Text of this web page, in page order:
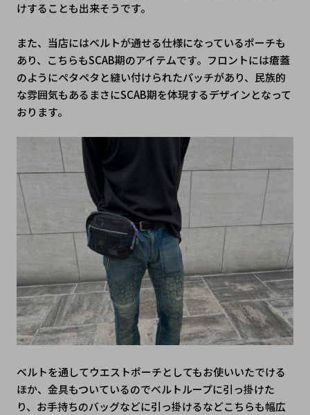
けすることも出来そうです。
また、当店にはベルトが通せる仕様になっているポーチも
あり、こちらもSCAB期のアイテムです。フロントには瘡蓋
のようにペタペタと縫い付けられたパッチがあり、民族的
な雰囲気もあるまさにSCAB期を体現するデザインとなって
おります。
ベルトを通してウエストポーチとしてもお使いいたでける
ほか、金具もついているのでベルトループに引っ掛けた
り、お手持ちのバッグなどに引っ掛けるなどこちらも幅広